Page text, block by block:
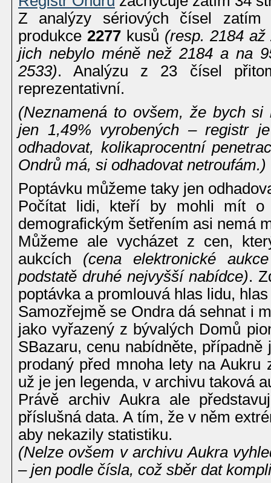
Z analýzy sériových čísel zatím
produkce 2277kusů (resp. 2184
jich nebylo méně než 2184 a na
2533). Analýzu z 23 čísel
reprezentativní.
(Neznamená to ovšem, že bych
jen 1,49% vyrobených – registr
odhadovat, kolikaprocentní
Ondrů má, si odhadovat netroufám.)
Poptávku můžeme taky jen
Počítat lidi, kteří by mohli mít o
demografickým šetřením asi nemá
Můžeme ale vycházet z cen,
aukcích (cena elektronické
podstatě druhé nejvyšší nabídce).
poptávka a promlouvá hlas lidu,
Samozřejmě se Ondra dá sehnat i
jako vyřazený z bývalých Domů
SBazaru, cenu nabídněte, případně
prodaný před mnoha lety na
už je jen legenda, v archivu taková
Právě archiv Aukra ale
příslušná data. A tím, že v něm
aby nekazily statistiku.
(Nelze ovšem v archivu Aukra
– jen podle čísla, což sběr dat